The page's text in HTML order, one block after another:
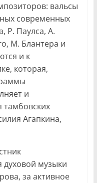
вальсы
современных
Р. Паулса, А.
М. Блантера и
и к
которая,
и
тамбовских
Агапкина,
духовой музыки
за активное